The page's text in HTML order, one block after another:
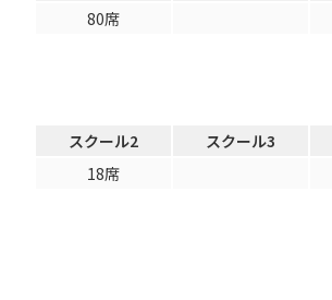
80席
スクール2
18席
スクール3